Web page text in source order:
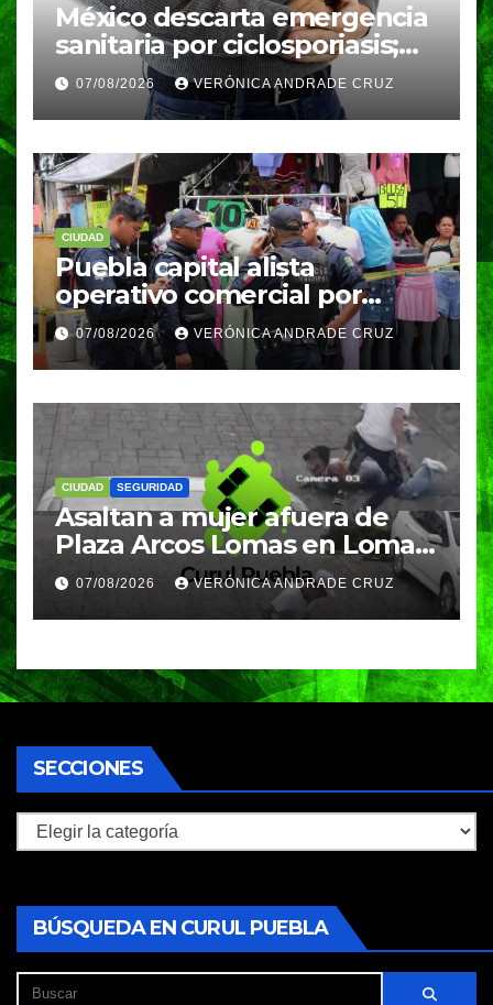
México descarta emergencia
sanitaria por ciclosporiasis;
reportan 33 casos en dos
meses
07/08/2026 VERÓNICA ANDRADE CRUZ
CIUDAD
Puebla capital alista
operativo comercial por
fiestas patrias y regreso a
clases
07/08/2026 VERÓNICA ANDRADE CRUZ
CIUDAD SEGURIDAD
Asaltan a mujer afuera de
Plaza Arcos Lomas en Lomas
de Angelópolis; delincuentes
huyeron en auto
07/08/2026 VERÓNICA ANDRADE CRUZ
SECCIONES
Secciones
BÚSQUEDA EN CURUL PUEBLA